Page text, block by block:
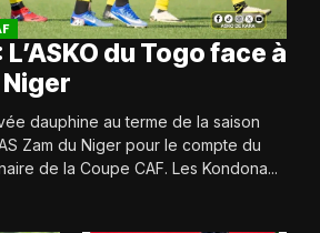
du Togo face à
Niger
dauphine au terme de la saison
Zam du Niger pour le compte du
de la Coupe CAF. Les Kondona...